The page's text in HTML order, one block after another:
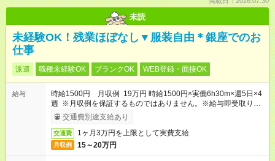
未読
未経験OK！残業ほぼなし▼服装自由＊銀座でのお
仕事
派遣 職種未経験OK ブランクOK WEB登録・面接OK
給与
時給1500円 月収例 19万円 時給1500円×実働6h30m×週5日×4
週 ※月収例を保証するものではありません。※給与即受取りサ
ービス利用可（利用条件有）
交通費別途支給あり
交通費 1ヶ月3万円を上限として実費支給
月収例 15～20万円